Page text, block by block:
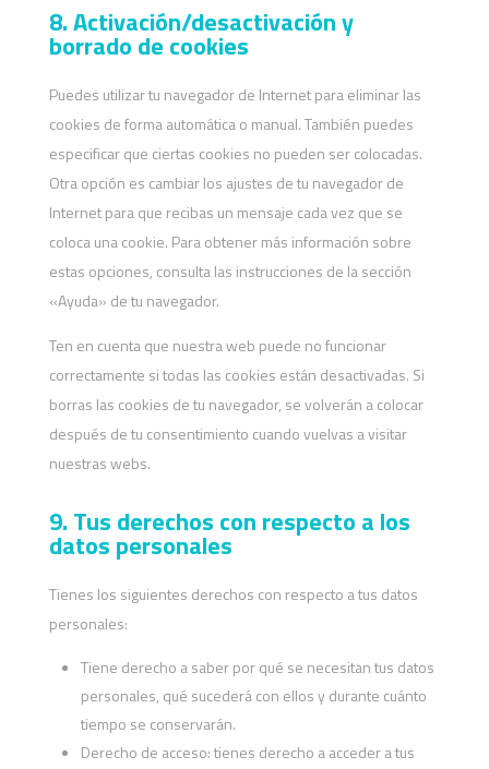
8. Activación/desactivación y
borrado de cookies
Puedes utilizar tu navegador de Internet para eliminar las
cookies de forma automática o manual. También puedes
especificar que ciertas cookies no pueden ser colocadas.
Otra opción es cambiar los ajustes de tu navegador de
Internet para que recibas un mensaje cada vez que se
coloca una cookie. Para obtener más información sobre
estas opciones, consulta las instrucciones de la sección
«Ayuda» de tu navegador.
Ten en cuenta que nuestra web puede no funcionar
correctamente si todas las cookies están desactivadas. Si
borras las cookies de tu navegador, se volverán a colocar
después de tu consentimiento cuando vuelvas a visitar
nuestras webs.
9. Tus derechos con respecto a los
datos personales
Tienes los siguientes derechos con respecto a tus datos
personales:
Tiene derecho a saber por qué se necesitan tus datos
personales, qué sucederá con ellos y durante cuánto
tiempo se conservarán.
Derecho de acceso: tienes derecho a acceder a tus